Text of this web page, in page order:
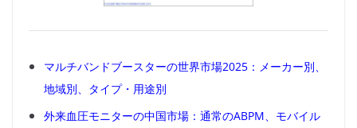
マルチバンドブースターの世界市場2025：メーカー別、
地域別、タイプ・用途別
外来血圧モニターの中国市場：通常のABPM、モバイル